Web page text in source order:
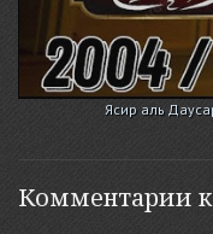
Ясир аль
Комментарии к